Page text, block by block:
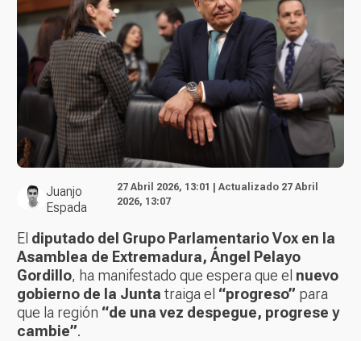
Juanjo
Espada
27 Abril 2026, 13:01 | Actualizado 27 Abril
2026, 13:07
El diputado del Grupo Parlamentario Vox en la
Asamblea de Extremadura, Ángel Pelayo
Gordillo, ha manifestado que espera que el nuevo
gobierno de la Junta traiga el “progreso” para
que la región “de una vez despegue, progrese y
cambie”.